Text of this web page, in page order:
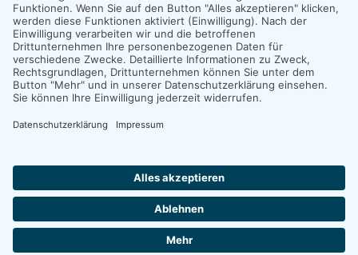
kiga-rheinbrohl@lebenshilfe-neuwied.de
Andernach e.V. - Alle Rechte vorbehalten, powered by
IMPRESSUM COOKIES
♿